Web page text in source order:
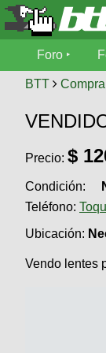
Foro
Foro
Mecánica
Fotos
tu
foto
Galeria
XC
Bicicletas
Avisos
SUBÍ
tu
aviso
Buscar
Bicicleterías
Bicicletas
Videos
Foro
BTT
Precio: $
Condición:
Teléfono:
Ubicación:
Vendo lentes